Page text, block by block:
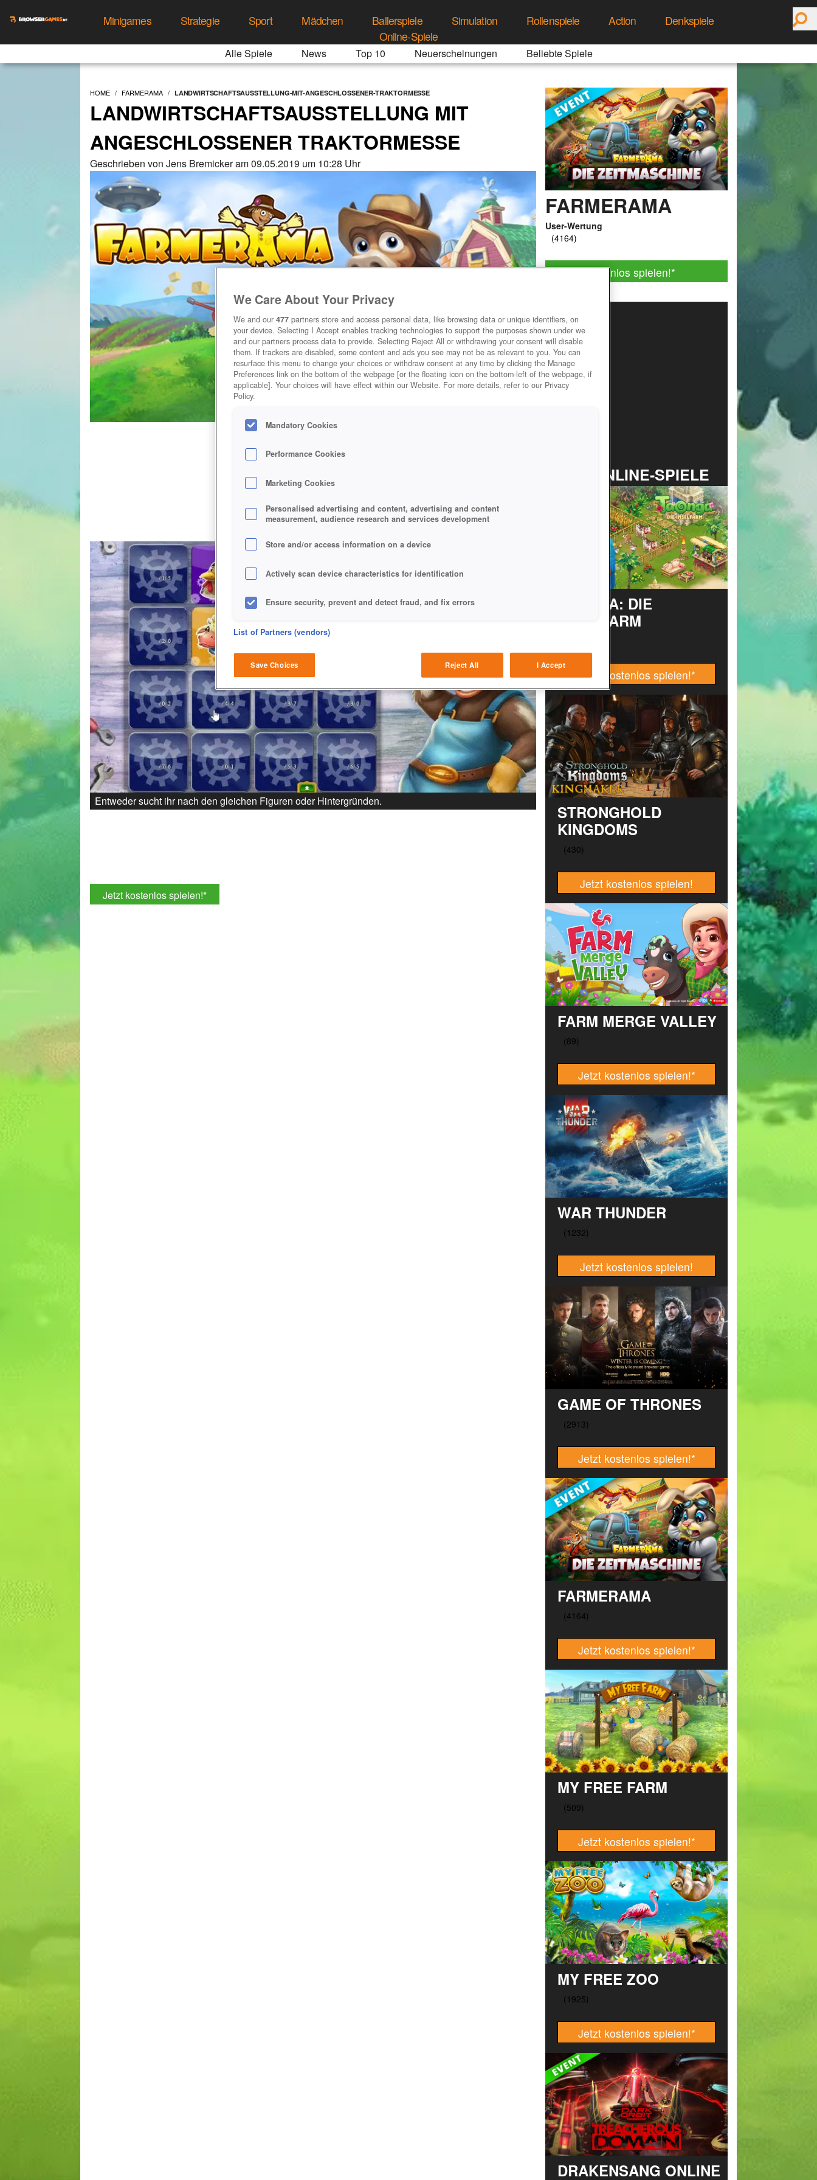
Minigames Strategie Sport Mädchen Ballerspiele Simulation Rollenspiele Action
Denkspiele
Online-Spiele
Alle Spiele News Top 10 Neuerscheinungen Beliebte Spiele
HOME FARMERAMA LANDWIRTSCHAFTSAUSSTELLUNG-MIT-ANGESCHLOSSENER-TRAKTORMESSE
LANDWIRTSCHAFTSAUSSTELLUNG MIT
ANGESCHLOSSENER TRAKTORMESSE
Geschrieben von Jens Bremicker am 09.05.2019 um 10:28 Uhr
Entweder sucht ihr nach den gleichen Figuren oder Hintergründen.
Jetzt kostenlos spielen!*
FARMERAMA
User-Wertung
Jetzt kostenlos spielen!*
TOP ONLINE-SPIELE
TAONGA: DIE
INSELFARM
Jetzt kostenlos spielen!*
STRONGHOLD
KINGDOMS
Jetzt kostenlos spielen!
FARM MERGE VALLEY
Jetzt kostenlos spielen!*
WAR THUNDER
Jetzt kostenlos spielen!
GAME OF THRONES
Jetzt kostenlos spielen!*
FARMERAMA
Jetzt kostenlos spielen!*
MY FREE FARM
Jetzt kostenlos spielen!*
MY FREE ZOO
Jetzt kostenlos spielen!*
DRAKENSANG ONLINE
We Care About Your Privacy
We and our 477 partners store and access personal data, like browsing data or unique identifiers, on
your device. Selecting I Accept enables tracking technologies to support the purposes shown under we
and our partners process data to provide. Selecting Reject All or withdrawing your consent will disable
them. If trackers are disabled, some content and ads you see may not be as relevant to you. You can
resurface this menu to change your choices or withdraw consent at any time by clicking the Manage
Preferences link on the bottom of the webpage [or the floating icon on the bottom-left of the webpage, if
applicable]. Your choices will have effect within our Website. For more details, refer to our Privacy
Policy.
Mandatory Cookies
Performance Cookies
Marketing Cookies
Personalised advertising and content, advertising and content
measurement, audience research and services development
Store and/or access information on a device
Actively scan device characteristics for identification
Ensure security, prevent and detect fraud, and fix errors
Deliver and present advertising and content
Match and combine data from other data sources
Link different devices
Identify devices based on information transmitted automatically
Save and communicate privacy choices
Show Purposes
List of Partners (vendors)
Save Choices Reject All I Accept